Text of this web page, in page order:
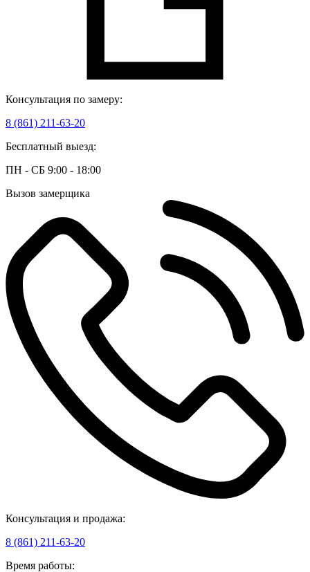
Консультация по замеру:
8 (861) 211-63-20
Бесплатный выезд:
ПН - СБ 9:00 - 18:00
Вызов замерщика
Консультация и продажа:
8 (861) 211-63-20
Время работы: